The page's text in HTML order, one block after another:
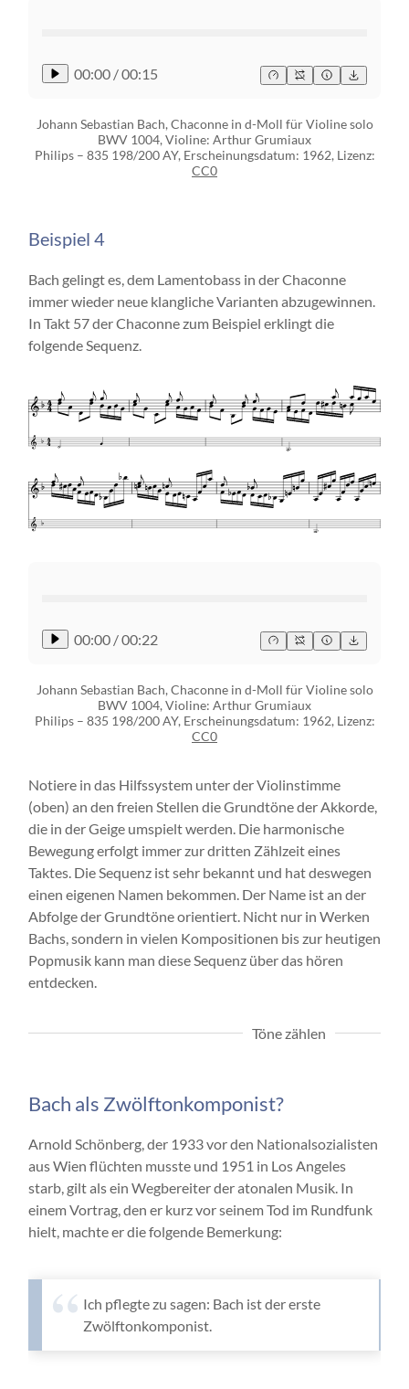
00:00 /00:15
Johann Sebastian Bach, Chaconne in d-Moll für Violine solo
BWV 1004, Violine: Arthur Grumiaux
Philips ‎– 835 198/200 AY, Erscheinungsdatum: 1962, Lizenz:
CC0
Beispiel 4
Bach gelingt es, dem Lamentobass in der Chaconne
immer wieder neue klangliche Varianten abzugewinnen.
In Takt 57 der Chaconne zum Beispiel erklingt die
folgende Sequenz.
00:00 /00:22
Johann Sebastian Bach, Chaconne in d-Moll für Violine solo
BWV 1004, Violine: Arthur Grumiaux
Philips ‎– 835 198/200 AY, Erscheinungsdatum: 1962, Lizenz:
CC0
Notiere in das Hilfssystem unter der Violinstimme
(oben) an den freien Stellen die Grundtöne der Akkorde,
die in der Geige umspielt werden. Die harmonische
Bewegung erfolgt immer zur dritten Zählzeit eines
Taktes. Die Sequenz ist sehr bekannt und hat deswegen
einen eigenen Namen bekommen. Der Name ist an der
Abfolge der Grundtöne orientiert. Nicht nur in Werken
Bachs, sondern in vielen Kompositionen bis zur heutigen
Popmusik kann man diese Sequenz über das hören
entdecken.
Töne zählen
Bach als Zwölftonkomponist?
Arnold Schönberg, der 1933 vor den Nationalsozialisten
aus Wien flüchten musste und 1951 in Los Angeles
starb, gilt als ein Wegbereiter der atonalen Musik. In
einem Vortrag, den er kurz vor seinem Tod im Rundfunk
hielt, machte er die folgende Bemerkung:
Ich pflegte zu sagen: Bach ist der erste
Zwölftonkomponist.